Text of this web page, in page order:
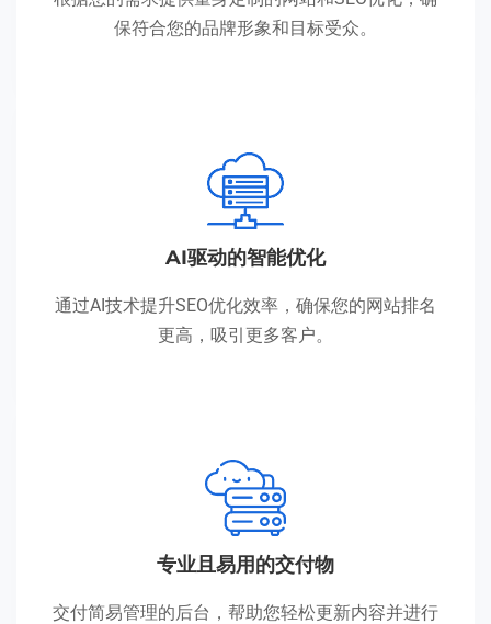
保符合您的品牌形象和目标受众。
AI驱动的智能优化
通过AI技术提升SEO优化效率，确保您的网站排名
更高，吸引更多客户。
专业且易用的交付物
交付简易管理的后台，帮助您轻松更新内容并进行